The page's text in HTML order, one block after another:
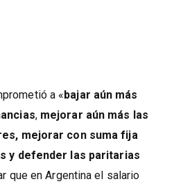
a «bajar aún más
, mejorar aún más las
mejorar con suma fija
y defender las paritarias
que en Argentina el salario